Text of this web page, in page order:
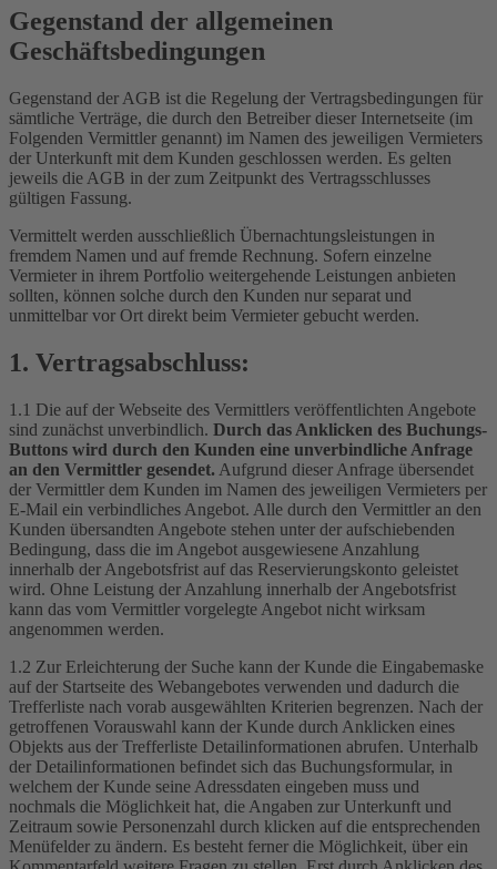
Gegenstand der allgemeinen
Geschäftsbedingungen
Gegenstand der AGB ist die Regelung der Vertragsbedingungen für
sämtliche Verträge, die durch den Betreiber dieser Internetseite (im
Folgenden Vermittler genannt) im Namen des jeweiligen Vermieters
der Unterkunft mit dem Kunden geschlossen werden. Es gelten
jeweils die AGB in der zum Zeitpunkt des Vertragsschlusses
gültigen Fassung.
Vermittelt werden ausschließlich Übernachtungsleistungen in
fremdem Namen und auf fremde Rechnung. Sofern einzelne
Vermieter in ihrem Portfolio weitergehende Leistungen anbieten
sollten, können solche durch den Kunden nur separat und
unmittelbar vor Ort direkt beim Vermieter gebucht werden.
1. Vertragsabschluss:
1.1 Die auf der Webseite des Vermittlers veröffentlichten Angebote
sind zunächst unverbindlich. Durch das Anklicken des Buchungs-
Buttons wird durch den Kunden eine unverbindliche Anfrage
an den Vermittler gesendet. Aufgrund dieser Anfrage übersendet
der Vermittler dem Kunden im Namen des jeweiligen Vermieters per
E-Mail ein verbindliches Angebot. Alle durch den Vermittler an den
Kunden übersandten Angebote stehen unter der aufschiebenden
Bedingung, dass die im Angebot ausgewiesene Anzahlung
innerhalb der Angebotsfrist auf das Reservierungskonto geleistet
wird. Ohne Leistung der Anzahlung innerhalb der Angebotsfrist
kann das vom Vermittler vorgelegte Angebot nicht wirksam
angenommen werden.
1.2 Zur Erleichterung der Suche kann der Kunde die Eingabemaske
auf der Startseite des Webangebotes verwenden und dadurch die
Trefferliste nach vorab ausgewählten Kriterien begrenzen. Nach der
getroffenen Vorauswahl kann der Kunde durch Anklicken eines
Objekts aus der Trefferliste Detailinformationen abrufen. Unterhalb
der Detailinformationen befindet sich das Buchungsformular, in
welchem der Kunde seine Adressdaten eingeben muss und
nochmals die Möglichkeit hat, die Angaben zur Unterkunft und
Zeitraum sowie Personenzahl durch klicken auf die entsprechenden
Menüfelder zu ändern. Es besteht ferner die Möglichkeit, über ein